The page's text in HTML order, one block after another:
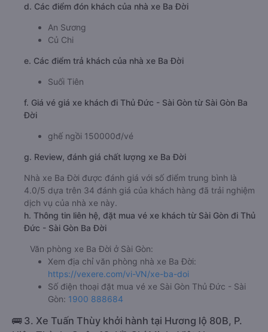
d. Các điểm đón khách của nhà xe Ba Đời
An Sương
Củ Chi
e. Các điểm trả khách của nhà xe Ba Đời
Suối Tiên
f. Giá vé giá xe khách đi Thủ Đức - Sài Gòn từ Sài Gòn Ba
Đời
ghế ngồi 150000đ/vé
g. Review, đánh giá chất lượng xe Ba Đời
Nhà xe Ba Đời được đánh giá với số điểm trung bình là
4.0/5 dựa trên 34 đánh giá của khách hàng đã trải nghiệm
dịch vụ của nhà xe này.
h. Thông tin liên hệ, đặt mua vé xe khách từ Sài Gòn đi Thủ
Đức - Sài Gòn Ba Đời
Văn phòng xe Ba Đời ở Sài Gòn:
Xem địa chỉ văn phòng nhà xe Ba Đời:
https://vexere.com/vi-VN/xe-ba-doi
Số điện thoại đặt mua vé xe Sài Gòn Thủ Đức - Sài
Gòn: 1900 888684
🚌 3. Xe Tuấn Thùy khởi hành tại Hương lộ 80B, P.